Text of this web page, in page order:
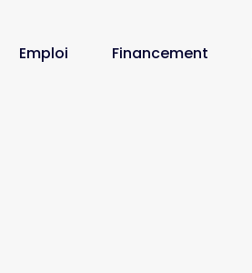
Emploi Financement